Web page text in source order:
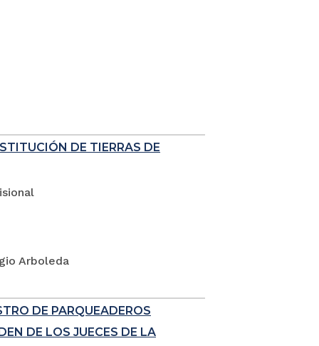
DE TIERRAS DE
Arboleda
DE PARQUEADEROS
DE LOS JUECES DE LA